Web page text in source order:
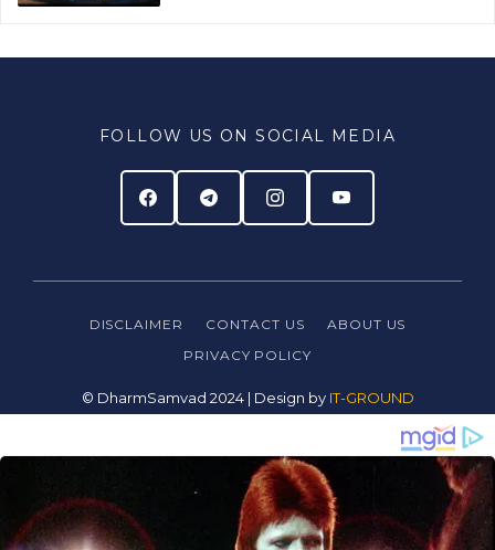
FOLLOW US ON SOCIAL MEDIA
DISCLAIMER CONTACT US
ABOUT US
PRIVACY POLICY
© DharmSamvad 2024 | Design byIT-GROUND